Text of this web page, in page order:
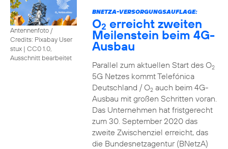
Antennenfoto /
Credits: Pixabay User
stux | CC0 1.0,
Ausschnitt bearbeitet
BNETZA-VERSORGUNGSAUFLAGE:
O2 erreicht zweiten
Meilenstein beim 4G-
Ausbau
Parallel zum aktuellen Start des O2
5G Netzes kommt Telefónica
Deutschland / O2auch beim 4G-
Ausbau mit großen Schritten voran.
Das Unternehmen hat fristgerecht
zum 30. September 2020 das
zweite Zwischenziel erreicht, das
die Bundesnetzagentur (BNetzA)